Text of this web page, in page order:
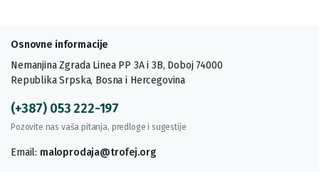
Osnovne informacije
Nemanjina Zgrada Linea PP 3A i 3B, Doboj 74000
Republika Srpska, Bosna i Hercegovina
(+387) 053 222-197
Pozovite nas vaša pitanja, predloge i sugestije
Email: maloprodaja@trofej.org